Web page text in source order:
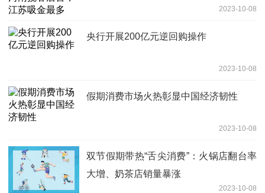
2023-10-08
央行开展200亿元逆回购操作
2023-10-08
假期消费市场火热彰显中国经济韧性
2023-10-08
双节假期带热“舌尖消费”：火锅店翻台率
大增、奶茶店销量暴涨
2023-10-08